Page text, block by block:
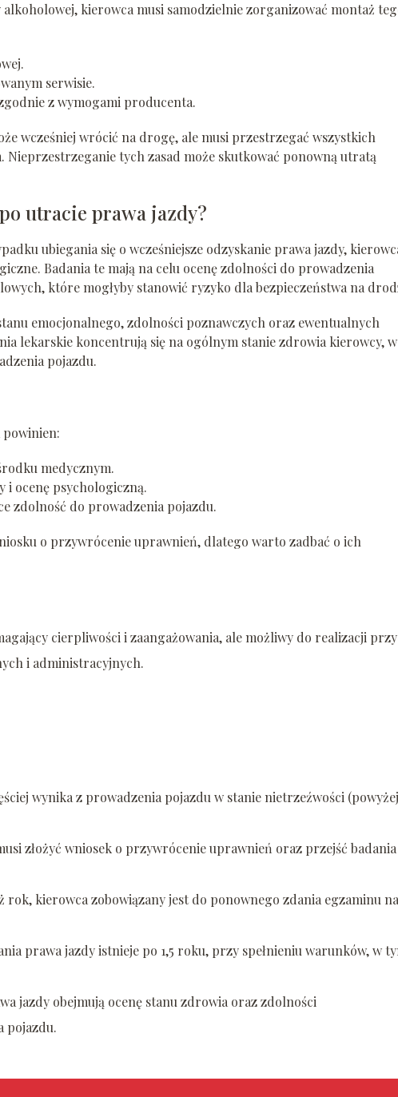
kierowca musi samodzielnie zorganizować montaż
serwisie.
z wymogami producenta.
wcześniej wrócić na drogę, ale musi przestrzegać wszystkich
Nieprzestrzeganie tych zasad może skutkować ponowną utratą
utracie prawa jazdy?
ubiegania się o wcześniejsze odzyskanie prawa jazdy,
Badania te mają na celu ocenę zdolności do prowadzenia
które mogłyby stanowić ryzyko dla bezpieczeństwa na
emocjonalnego, zdolności poznawczych oraz ewentualnych
lekarskie koncentrują się na ogólnym stanie zdrowia kierowcy,
pojazdu.
powinien:
medycznym.
i ocenę psychologiczną.
zdolność do prowadzenia pojazdu.
o przywrócenie uprawnień, dlatego warto zadbać o ich
cierpliwości i zaangażowania, ale możliwy do realizacji przy
i administracyjnych.
wynika z prowadzenia pojazdu w stanie nietrzeźwości (powyżej
złożyć wniosek o przywrócenie uprawnień oraz przejść badania
rok, kierowca zobowiązany jest do ponownego zdania egzaminu na
prawa jazdy istnieje po 1,5 roku, przy spełnieniu warunków, w
jazdy obejmują ocenę stanu zdrowia oraz zdolności
pojazdu.